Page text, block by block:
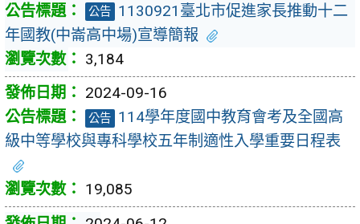
公告 1130921臺北市促進家長推動十二
年國教(中崙高中場)宣導簡報
3,184
2024-09-16
公告 114學年度國中教育會考及全國高
級中等學校與專科學校五年制適性入學重要日程表
19,085